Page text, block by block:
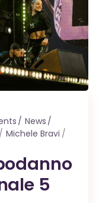
powered by WPCookiePro
News
Michele Bravi
5